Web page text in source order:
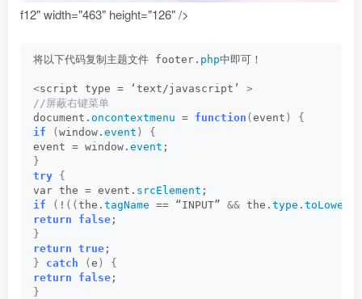
f12" width="463" height="126" />
将以下代码复制主题文件 footer. php中即可！
<script type = ‘text/javascript’ >
//屏蔽右键菜单
document. oncontextmenu = function (event )
{
if
(window. event )
{
event = window. event ;
}
try {
var the = event. srcElement ;
if
( ! ((the. tagName == “INPUT” && the. type .
return
false ;
}
return true ;
}
catch (e )
{
return
false ;
}